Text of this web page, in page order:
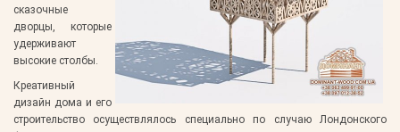
сказочные
дворцы, которые
удерживают
высокие столбы.
Креативный
дизайн дома и его
строительство осуществлялось специально по случаю Лондонского